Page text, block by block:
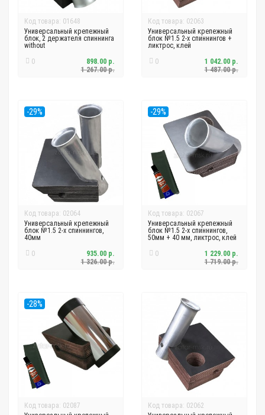
Код товара: 01648
Универсальный крепежный
блок, 2 держателя спиннинга
without
0
1 267.00 р.
898.00 р.
Код товара: 02063
Универсальный крепежный
блок №1.5 2-х спиннингов +
ликтрос, клей
0
1 487.00 р.
1 042.00 р.
-29%
Код товара: 02064
Универсальный крепежный
блок №1.5 2-х спиннингов,
40мм
0
1 326.00 р.
935.00 р.
-29%
Код товара: 02067
Универсальный крепежный
блок №1.5 2-х спиннингов,
50мм + 40 мм, ликтрос, клей
0
1 719.00 р.
1 229.00 р.
-28%
Код товара: 02087
Код товара: 02062